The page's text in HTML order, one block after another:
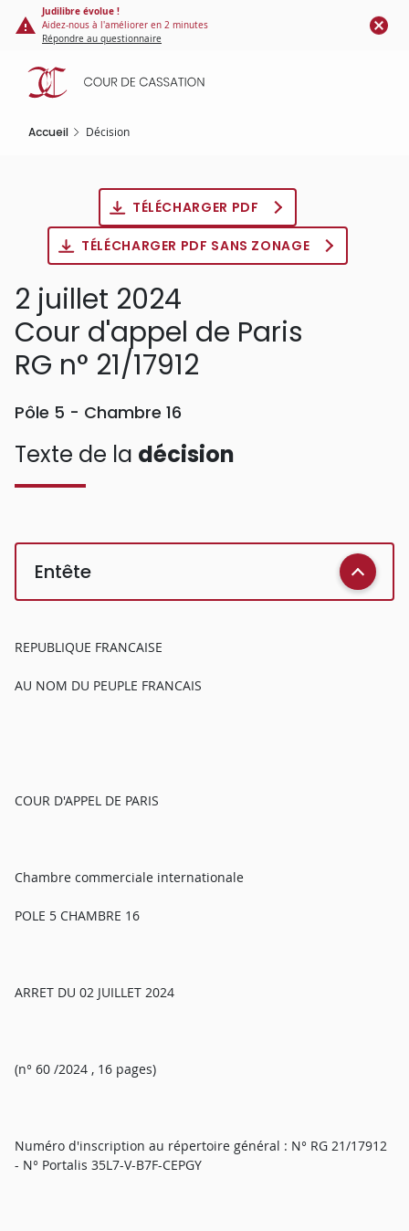
Panneau de gestion des cookies
contenu
principal
Judilibre évolue !
Aidez-nous à l'améliorer en 2 minutes
Répondre au questionnaire
Accueil Décision
TÉLÉCHARGER PDF
TÉLÉCHARGER PDF SANS ZONAGE
2 juillet 2024
Cour d'appel de Paris
RG n° 21/17912
Pôle 5 - Chambre 16
Texte de la décision
Entête
REPUBLIQUE FRANCAISE
AU NOM DU PEUPLE FRANCAIS
COUR D'APPEL DE PARIS
Chambre commerciale internationale
POLE 5 CHAMBRE 16
ARRET DU 02 JUILLET 2024
(n° 60 /2024 , 16 pages)
Numéro d'inscription au répertoire général : N° RG 21/17912
- N° Portalis 35L7-V-B7F-CEPGY